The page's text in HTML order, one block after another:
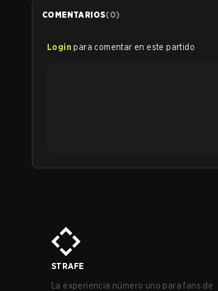
COMENTARIOS(0)
Login para comentar en este partido
STRAFE
La experiencia número uno para fans de